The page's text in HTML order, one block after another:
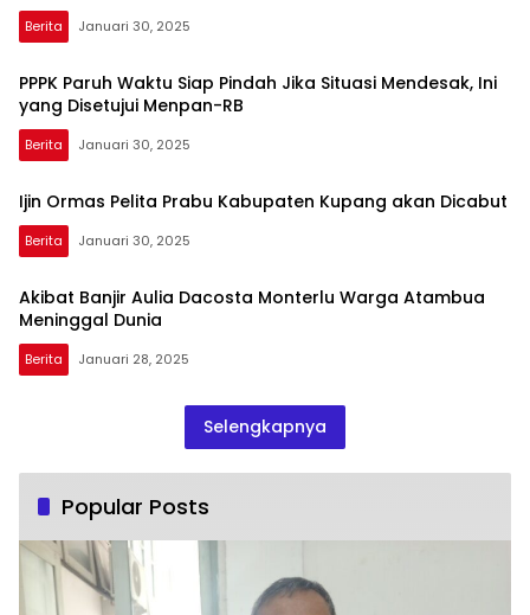
Berita Januari 30, 2025
PPPK Paruh Waktu Siap Pindah Jika Situasi Mendesak, Ini
yang Disetujui Menpan-RB
Berita Januari 30, 2025
Ijin Ormas Pelita Prabu Kabupaten Kupang akan Dicabut
Berita Januari 30, 2025
Akibat Banjir Aulia Dacosta Monterlu Warga Atambua
Meninggal Dunia
Berita Januari 28, 2025
Selengkapnya
Popular Posts